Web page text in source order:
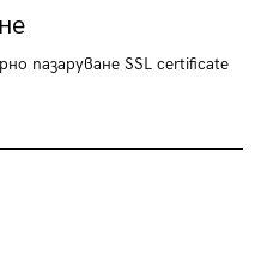
пазаруване SSL certificate